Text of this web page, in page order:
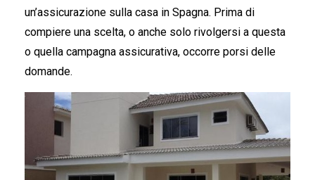
un’assicurazione sulla casa in Spagna. Prima di
compiere una scelta, o anche solo rivolgersi a questa
o quella campagna assicurativa, occorre porsi delle
domande.